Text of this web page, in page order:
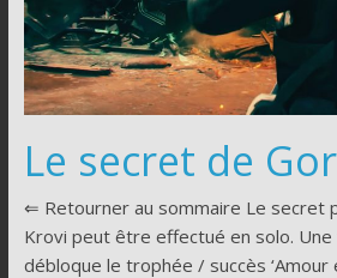
Le secret de
⇐ Retourner au sommaire Le secret
Krovi peut être effectué en solo.
débloque le trophée / succès ‘Amour